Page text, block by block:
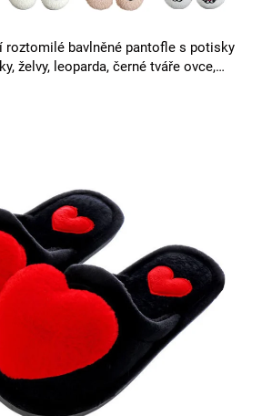
roztomilé bavlněné pantofle s potisky
želvy, leoparda, černé tváře ovce,